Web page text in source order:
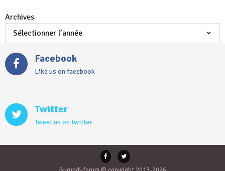
Archives
Facebook
Like us on facebook
Twitter
Tweet us on twitter